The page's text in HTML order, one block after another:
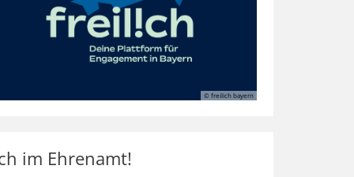
© freilich bayern
im Ehrenamt!